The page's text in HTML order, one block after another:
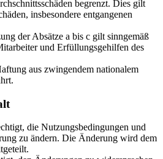
begrenzt. Dies gilt
insbesondere entgangenen
der Absätze a bis c gilt sinngemäß
und Erfüllungsgehilfen des
aus zwingendem nationalem
die Nutzungsbedingungen und
zu ändern. Die Änderung wird dem